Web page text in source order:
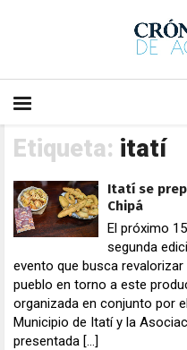
Etiqueta: itatí
Itatí se
Chipá
El próximo
segunda
evento que busca
pueblo en torno a este
organizada en conjunto por
Municipio de Itatí y la
presentada […]